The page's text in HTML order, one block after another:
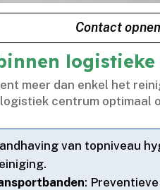
Contact
meer dan enkel het
centrum optimaal
van topniveau
: